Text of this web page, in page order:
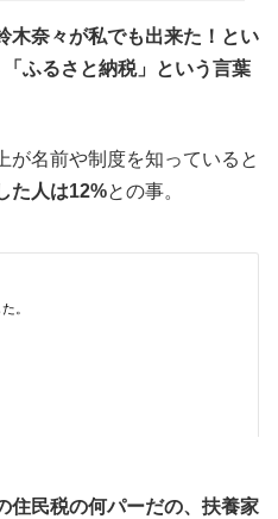
木奈々が私でも出来た！とい
「ふるさと納税」という言葉
が名前や制度を知っていると
た人は12%との事。
住民税の何パーだの、扶養家